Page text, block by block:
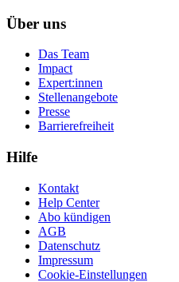
Über uns
Das Team
Impact
Expert:innen
Stellenangebote
Presse
Barrierefreiheit
Hilfe
Kontakt
Help Center
Abo kündigen
AGB
Datenschutz
Impressum
Cookie-Einstellungen